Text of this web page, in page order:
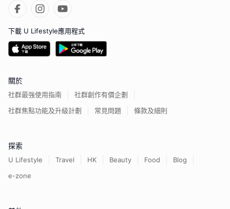
下載 U Lifestyle應用程式
關於
社群最強使用指南
社群創作有價企劃
社群焦點功能及升級計劃
常見問題 條款及細則
探索
U Lifestyle Travel HK Beauty Food
Blog
e-zone